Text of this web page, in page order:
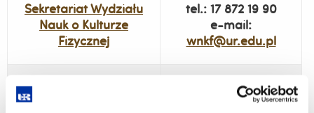
Sekretariat Wydziału
Nauk o Kulturze
Fizycznej
tel.: 17 872 19 90
e-mail:
wnkf@ur.edu.pl
Sekretariat Wydziału
tel.: 17 851 85 10
wb@ur.edu.pl